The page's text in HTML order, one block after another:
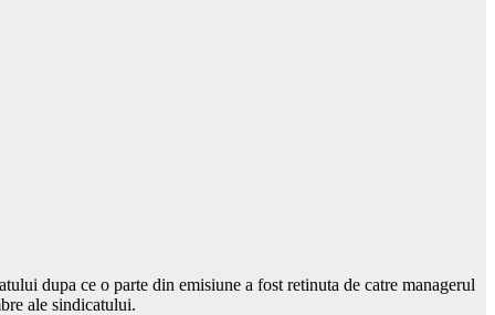
dupa ce o parte din emisiune a fost retinuta de catre managerul
ale sindicatului.